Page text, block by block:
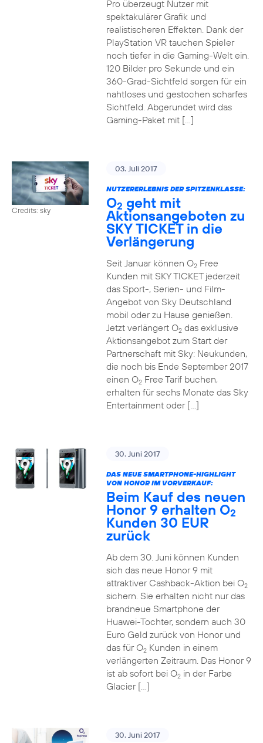
Pro überzeugt Nutzer mit
spektakulärer Grafik und
realistischeren Effekten. Dank der
PlayStation VR tauchen Spieler
noch tiefer in die Gaming-Welt ein.
120 Bilder pro Sekunde und ein
360-Grad-Sichtfeld sorgen für ein
nahtloses und gestochen scharfes
Sichtfeld. Abgerundet wird das
Gaming-Paket mit […]
Credits: sky
03. Juli 2017
NUTZERERLEBNIS DER SPITZENKLASSE:
O2 geht mit
Aktionsangeboten zu
SKY TICKET in die
Verlängerung
Seit Januar können O2Free
Kunden mit SKY TICKET jederzeit
das Sport-, Serien- und Film-
Angebot von Sky Deutschland
mobil oder zu Hause genießen.
Jetzt verlängert O2das exklusive
Aktionsangebot zum Start der
Partnerschaft mit Sky: Neukunden,
die noch bis Ende September 2017
einen O2Free Tarif buchen,
erhalten für sechs Monate das Sky
Entertainment oder […]
30. Juni 2017
DAS NEUE SMARTPHONE-HIGHLIGHT
VON HONOR IM VORVERKAUF:
Beim Kauf des neuen
Honor 9 erhalten O2
Kunden 30 EUR
zurück
Ab dem 30. Juni können Kunden
sich das neue Honor 9 mit
attraktiver Cashback-Aktion bei O2
sichern. Sie erhalten nicht nur das
brandneue Smartphone der
Huawei-Tochter, sondern auch 30
Euro Geld zurück von Honor und
das für O2Kunden in einem
verlängerten Zeitraum. Das Honor 9
ist ab sofort bei O2in der Farbe
Glacier […]
30. Juni 2017